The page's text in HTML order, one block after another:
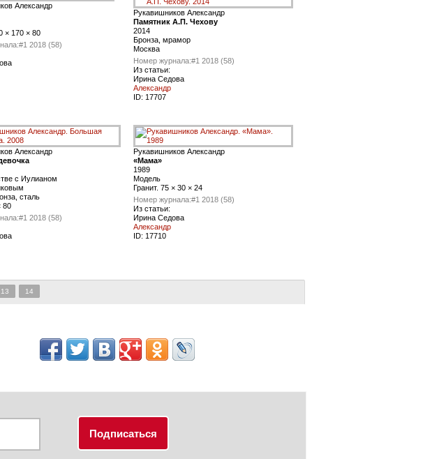
Александр
× 170 × 80
#1 2018 (58)
Рукавишников Александр
Памятник А.П. Чехову
2014
Бронза, мрамор
Москва
Номер журнала:#1 2018 (58)
Из статьи:
Ирина Седова
Александр
ID: 17707
Александр
с Иулианом
сталь
80
#1 2018 (58)
Рукавишников Александр
«Мама»
1989
Модель
Гранит. 75 × 30 × 24
Номер журнала:#1 2018 (58)
Из статьи:
Ирина Седова
Александр
ID: 17710
13 14